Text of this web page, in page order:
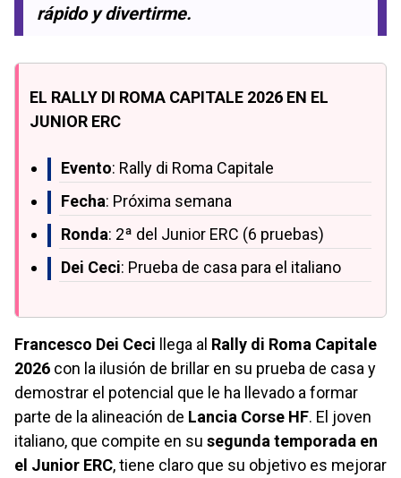
rápido y divertirme.
EL RALLY DI ROMA CAPITALE 2026 EN EL
JUNIOR ERC
Evento: Rally di Roma Capitale
Fecha: Próxima semana
Ronda: 2ª del Junior ERC (6 pruebas)
Dei Ceci: Prueba de casa para el italiano
Francesco Dei Ceci llega al Rally di Roma Capitale
2026 con la ilusión de brillar en su prueba de casa y
demostrar el potencial que le ha llevado a formar
parte de la alineación de Lancia Corse HF. El joven
italiano, que compite en su segunda temporada en
el Junior ERC, tiene claro que su objetivo es mejorar